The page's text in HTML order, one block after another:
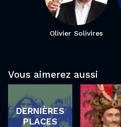
Olivier Solivires
Vous aimerez aussi
DERNIÈRES
PLACES
Procès
d'une vie
Le